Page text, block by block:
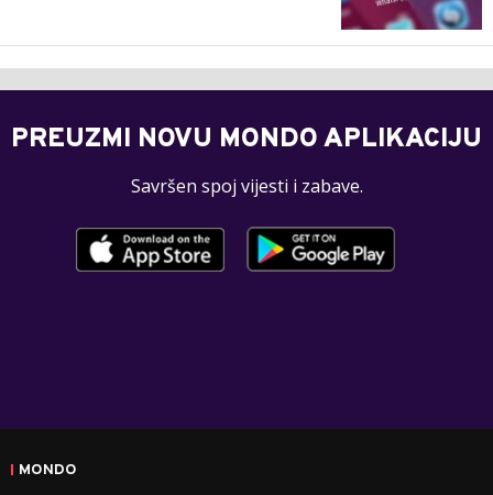
PREUZMI NOVU MONDO APLIKACIJU
Savršen spoj vijesti i zabave.
MONDO